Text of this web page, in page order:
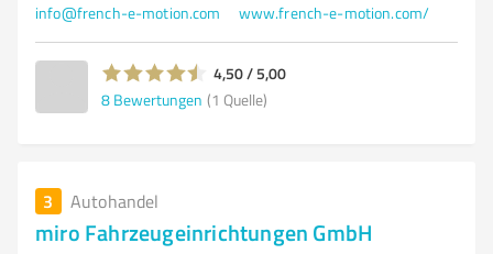
info@french-e-motion.com www.french-e-motion.com/
4,50 / 5,00
8 Bewertungen (1 Quelle)
3 Autohandel
miro Fahrzeugeinrichtungen GmbH